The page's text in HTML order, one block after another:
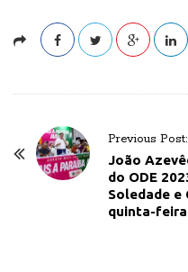
Previous Post:
João
do ODE
Soledade e
quinta-feira